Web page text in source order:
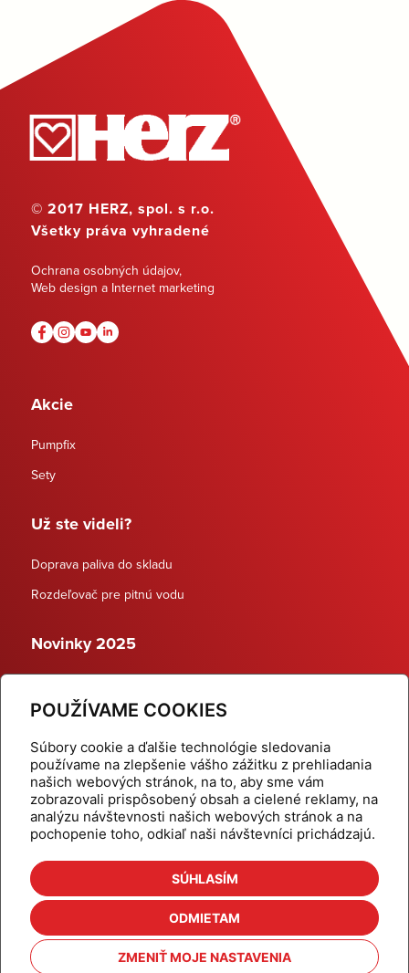
POUŽÍVAME COOKIES
Súbory cookie a ďalšie technológie sledovania
používame na zlepšenie vášho zážitku z prehliadania
našich webových stránok, na to, aby sme vám
zobrazovali prispôsobený obsah a cielené reklamy, na
analýzu návštevnosti našich webových stránok a na
pochopenie toho, odkiaľ naši návštevníci prichádzajú.
SÚHLASÍM
ODMIETAM
ZMENIŤ MOJE NASTAVENIA
© 2017 HERZ, spol. s r.o.
Všetky práva vyhradené
Ochrana osobných údajov,
Web design a Internet marketing
Akcie
Pumpfix
Sety
Už ste videli?
Doprava paliva do skladu
Rozdeľovač pre pitnú vodu
Novinky 2025
Dynamické termostatické ventily
Domov
Produkty
Aktuality
Odber šikovné tipy
Kalkulačky
Cenníky
Na stiahnutie
Referencie
Kontakt